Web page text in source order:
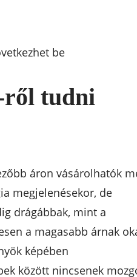
be
ről tudni
áron vásárolhatók
megjelenésekor, de
drágábbak, mint a
a magasabb árnak
képében
között nincsenek